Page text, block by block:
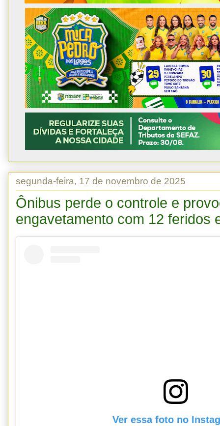
segunda-feira, 17 de novembro de 2025
Ônibus perde o controle e
engavetamento com 12 feridos
Ver essa foto no